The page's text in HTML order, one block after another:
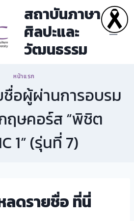
สถาบันภาษา
ศิลปะและ
วัฒนธรรม
หน้าแรก
ชื่อผู้ผ่านการอบรม
ฤษคอร์ส “พิชิต
1” (รุ่นที่ 7)
ลดรายชื่อที่นี่